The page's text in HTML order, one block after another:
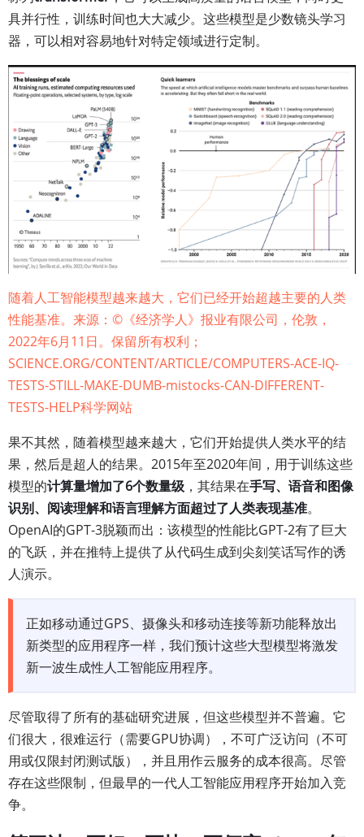
具并行性，训练时间也大大减少。这些模型是少数镜头学习
器，可以相对容易地针对特定领域进行定制。
随着人工智能模型越来越大，它们已经开始超越主要的人类
性能基准。来源：©《经济学人》报业有限公司，伦敦，
2022年6月11日。保留所有权利；
SCIENCE.ORG/CONTENT/ARTICLE/COMPUTERS-ACE-IQ-
TESTS-STILL-MAKE-DUMB-mistocks-CAN-DIFFERENT-
TESTS-HELP科学网站
果不其然，随着模型越来越大，它们开始提供人类水平的结
果，然后是超人的结果。2015年至2020年间，用于训练这些
模型的计算量增加了6个数量级 ，其结果在手写、语音和图像
识别、阅读理解和语言理解方面超过了人类表现基准。
OpenAI的GPT-3脱颖而出：该模型的性能比GPT-2有了巨大
的飞跃，并在推特上提供了从代码生成到尖刻笑话写作的诱
人演示。
正如移动通过GPS、摄像头和移动连接等新功能释放出
新类型的应用程序一样，我们预计这些大型模型将激发
新一波生成性人工智能应用程序。
尽管取得了所有的基础研究进展，但这些模型并不普遍。它
们很大，很难运行（需要GPU协调），不可广泛访问（不可
用或仅限封闭测试版），并且用作云服务的成本很高。尽管
存在这些限制，但最早的一代人工智能应用程序开始加入竞
争。